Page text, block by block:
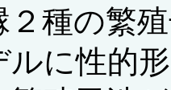
２種の繁
ルに性的